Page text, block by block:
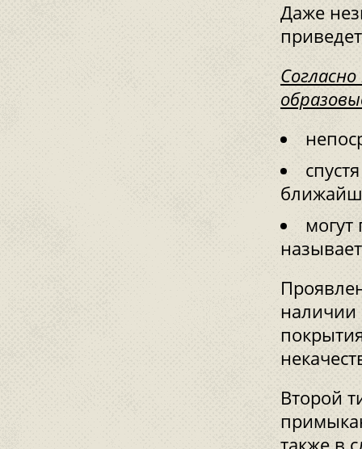
Даже
могут
наличии
Второй